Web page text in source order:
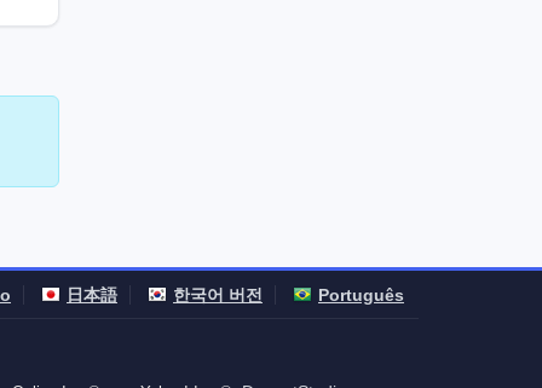
日本語 한국어 버전 Português